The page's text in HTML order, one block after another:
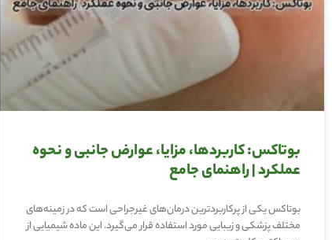
بوتاکس: کاربردها، مزایا، عوارض جانبی و نحوه
عملکرد | راهنمای جامع
بوتاکس یکی از پرکاربردترین درمان‌های غیرجراحی است که در زمینه‌های
مختلف پزشکی و زیبایی مورد استفاده قرار می‌گیرد. این ماده شیمیایی از